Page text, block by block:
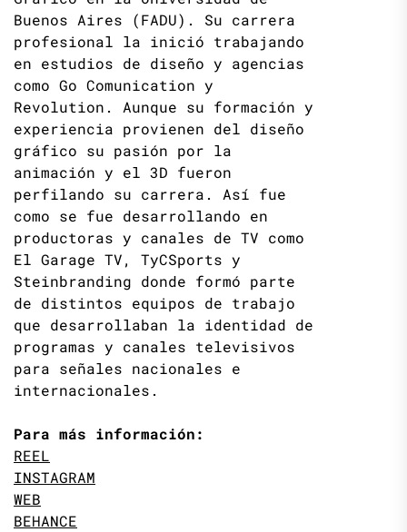
Buenos Aires (FADU). Su carrera
profesional la inició trabajando
en estudios de diseño y agencias
como Go Comunication y
Revolution. Aunque su formación y
experiencia provienen del diseño
gráfico su pasión por la
animación y el 3D fueron
perfilando su carrera. Así fue
como se fue desarrollando en
productoras y canales de TV como
El Garage TV, TyCSports y
Steinbranding donde formó parte
de distintos equipos de trabajo
que desarrollaban la identidad de
programas y canales televisivos
para señales nacionales e
internacionales.
Para más información:
REEL
INSTAGRAM
WEB
BEHANCE